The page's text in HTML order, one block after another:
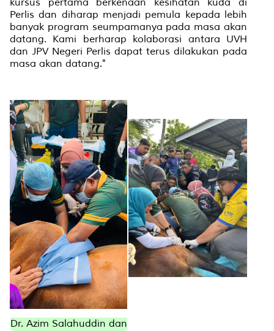
Perlis dan diharap menjadi pemula kepada lebih
banyak program seumpamanya pada masa akan
datang. Kami berharap kolaborasi antara UVH
dan JPV Negeri Perlis dapat terus dilakukan pada
masa akan datang."
Dr. Azim Salahuddin dan